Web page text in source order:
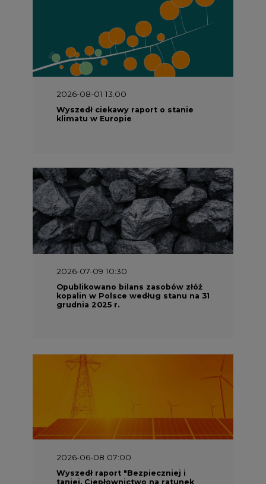
2026-08-01 13:00
Wyszedł ciekawy raport o stanie
klimatu w Europie
2026-07-09 10:30
Opublikowano bilans zasobów złóż
kopalin w Polsce według stanu na 31
grudnia 2025 r.
2026-06-08 07:00
Wyszedł raport "Bezpieczniej i
taniej. Ciepłownictwo na ratunek